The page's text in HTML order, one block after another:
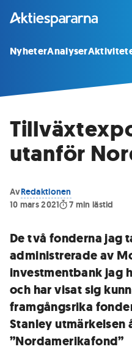
NyheterAnalyser
utanför
AvRedaktionen
10 mars 2021
7 min lästid
De två fonderna jag
administrerade av
investmentbank jag
och har visat sig
framgångsrika
Stanley
”Nordamerikafond”